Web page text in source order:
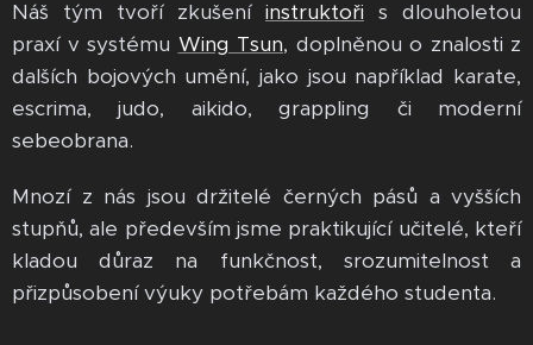
Náš tým tvoří zkušení instruktoři s dlouholetou
praxí v systému Wing Tsun, doplněnou o znalosti z
dalších bojových umění, jako jsou například karate,
escrima, judo, aikido, grappling či moderní
sebeobrana.
Mnozí z nás jsou držitelé černých pásů a vyšších
stupňů, ale především jsme praktikující učitelé, kteří
kladou důraz na funkčnost, srozumitelnost a
přizpůsobení výuky potřebám každého studenta.